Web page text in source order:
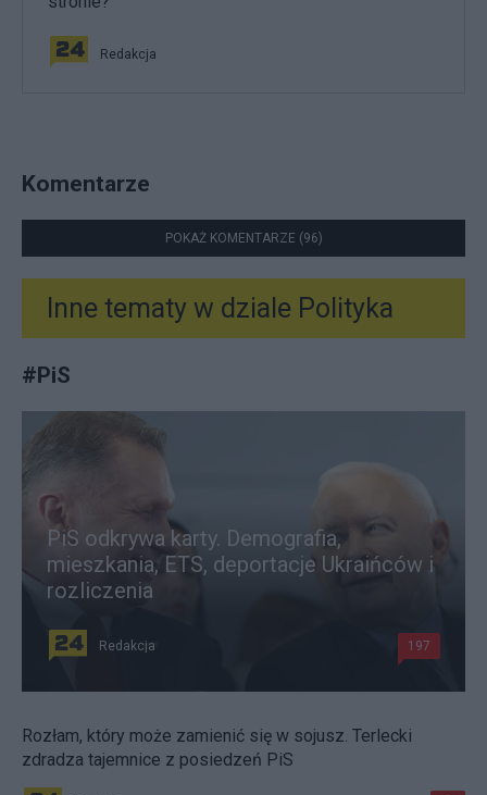
Redakcja
Komentarze
POKAŻ KOMENTARZE (96)
Inne tematy w dziale Polityka
#PiS
PiS odkrywa karty. Demografia,
mieszkania, ETS, deportacje Ukraińców i
rozliczenia
Redakcja 197
Rozłam, który może zamienić się w sojusz. Terlecki
zdradza tajemnice z posiedzeń PiS